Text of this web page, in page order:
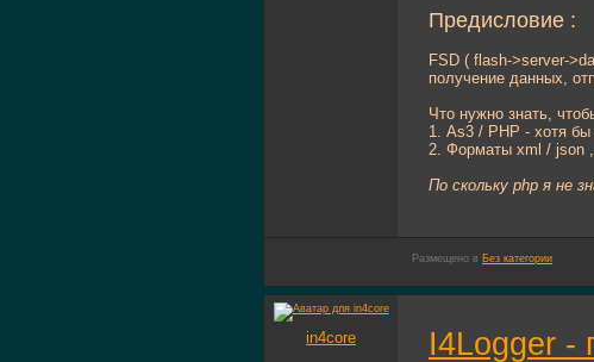
Предисловие :
FSD ( flash->server-
получение данных,
Что нужно знать,
1. As3 / PHP - хотя
2. Форматы xml / json ,
По скольку php я не
Размещено в Без категории
in4core I4Logger -